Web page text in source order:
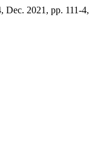
Dec. 2021, pp. 111-4,